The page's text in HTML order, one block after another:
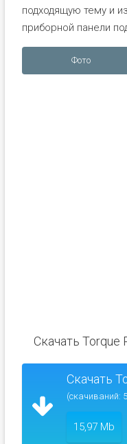
подходящую тему и
приборной панели
Фото
Скачать Torque
Скачать
(скачиваний:
15,97 Mb